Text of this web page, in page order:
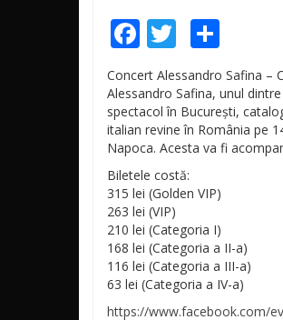
Facebook
Twitter
Concert Alessandro Safina –
Alessandro Safina, unul
spectacol în București,
italian revine în România pe
Napoca. Acesta va fi
Biletele costă:
315 lei (Golden VIP)
263 lei (VIP)
210 lei (Categoria I)
168 lei (Categoria a II-a)
116 lei (Categoria a III-a)
63 lei (Categoria a IV-a)
https://www.facebook.com/